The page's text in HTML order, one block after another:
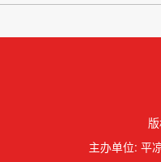
主办单位: 平